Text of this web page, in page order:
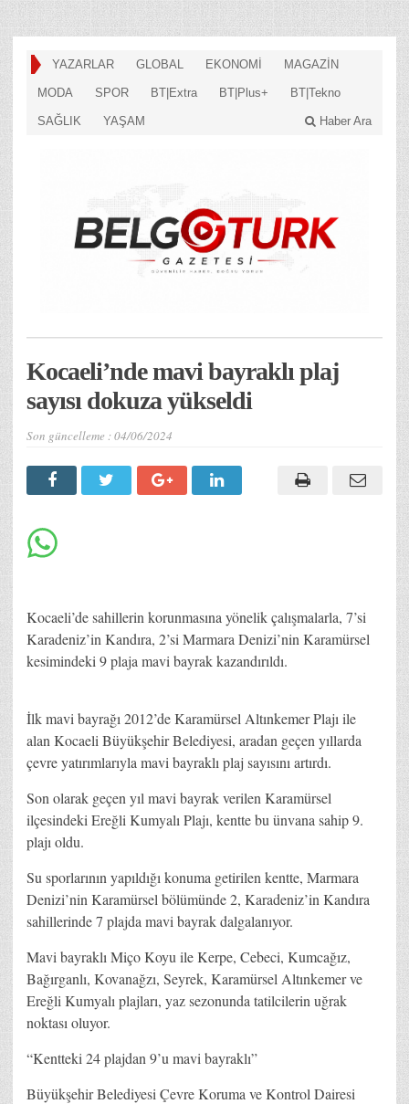
YAZARLAR GLOBAL EKONOMİ MAGAZİN
MODA SPOR BT|Extra BT|Plus+ BT|Tekno
SAĞLIK YAŞAM Haber Ara
Kocaeli’nde mavi bayraklı plaj
sayısı dokuza yükseldi
Son güncelleme :04/06/2024
Kocaeli’de sahillerin korunmasına yönelik çalışmalarla, 7’si
Karadeniz’in Kandıra, 2’si Marmara Denizi’nin Karamürsel
kesimindeki 9 plaja mavi bayrak kazandırıldı.
İlk mavi bayrağı 2012’de Karamürsel Altınkemer Plajı ile
alan Kocaeli Büyükşehir Belediyesi, aradan geçen yıllarda
çevre yatırımlarıyla mavi bayraklı plaj sayısını artırdı.
Son olarak geçen yıl mavi bayrak verilen Karamürsel
ilçesindeki Ereğli Kumyalı Plajı, kentte bu ünvana sahip 9.
plajı oldu.
Su sporlarının yapıldığı konuma getirilen kentte, Marmara
Denizi’nin Karamürsel bölümünde 2, Karadeniz’in Kandıra
sahillerinde 7 plajda mavi bayrak dalgalanıyor.
Mavi bayraklı Miço Koyu ile Kerpe, Cebeci, Kumcağız,
Bağırganlı, Kovanağzı, Seyrek, Karamürsel Altınkemer ve
Ereğli Kumyalı plajları, yaz sezonunda tatilcilerin uğrak
noktası oluyor.
“Kentteki 24 plajdan 9’u mavi bayraklı”
Büyükşehir Belediyesi Çevre Koruma ve Kontrol Dairesi